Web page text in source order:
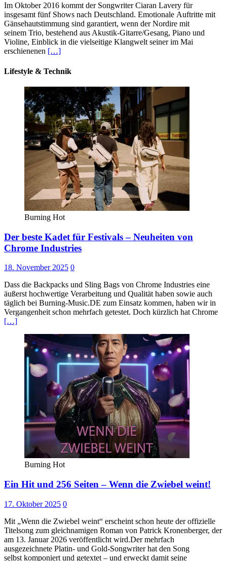
Im Oktober 2016 kommt der Songwriter Ciaran Lavery für
insgesamt fünf Shows nach Deutschland. Emotionale Auftritte mit
Gänsehautstimmung sind garantiert, wenn der Nordire mit
seinem Trio, bestehend aus Akustik-Gitarre/Gesang, Piano und
Violine, Einblick in die vielseitige Klangwelt seiner im Mai
erschienenen […]
Lifestyle & Technik
Burning Hot
Der beste Kadet für Festivals – Neuheiten von
Chrome Industries
18. November 2025 0
Dass die Backpacks und Sling Bags von Chrome Industries eine
äußerst hochwertige Verarbeitung und Qualität haben sowie auch
täglich bei Burning-Music.DE zum Einsatz kommen, haben wir in
Vergangenheit schon mehrfach getestet. Doch kürzlich hat Chrome
[…]
Burning Hot
Ein Hit und 256 Seiten – Wenn die Zwiebel weint!
17. Oktober 2025 0
Mit „Wenn die Zwiebel weint“ erscheint schon heute der offizielle
Titelsong zum gleichnamigen Roman von Patrick Kronenberger, der
am 13. Januar 2026 veröffentlicht wird.Der mehrfach
ausgezeichnete Platin- und Gold-Songwriter hat den Song
selbst komponiert und getextet – und erweckt damit seine